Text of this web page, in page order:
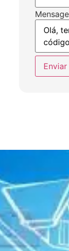
Enviar